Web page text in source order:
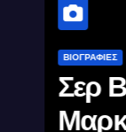
ΒΙΟΓΡΑΦΊΕΣ
Σερ